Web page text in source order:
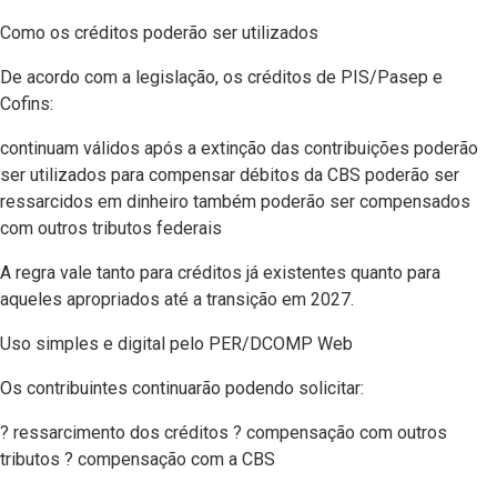
Como os créditos poderão ser utilizados
De acordo com a legislação, os créditos de PIS/Pasep e
Cofins:
continuam válidos após a extinção das contribuições poderão
ser utilizados para compensar débitos da CBS poderão ser
ressarcidos em dinheiro também poderão ser compensados
com outros tributos federais
A regra vale tanto para créditos já existentes quanto para
aqueles apropriados até a transição em 2027.
Uso simples e digital pelo PER/DCOMP Web
Os contribuintes continuarão podendo solicitar:
? ressarcimento dos créditos ? compensação com outros
tributos ? compensação com a CBS